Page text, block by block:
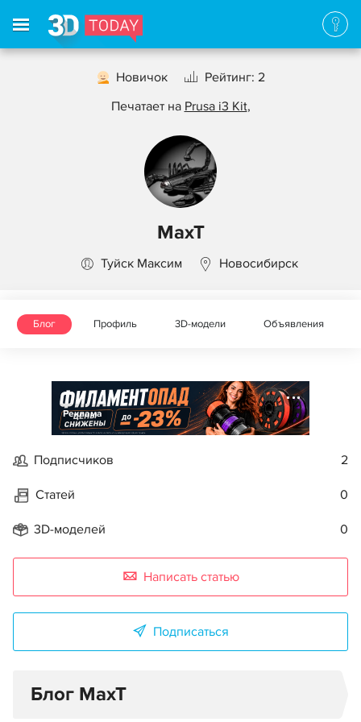
Новичок
Рейтинг: 2
Печатает на Prusa i3 Kit,
MaxT
Туйск Максим Новосибирск
Блог Профиль 3D-модели Объявления
Реклама
Подписчиков 2
Статей 0
3D-моделей 0
Написать статью
Подписаться
Блог MaxT